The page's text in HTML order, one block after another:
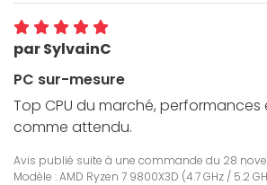
par SylvainC
PC sur-mesure
Top CPU du marché,
comme attendu.
Avis publié suite à une commande du 28
Modèle : AMD Ryzen 7 9800X3D (4.7 GHz / 5.2